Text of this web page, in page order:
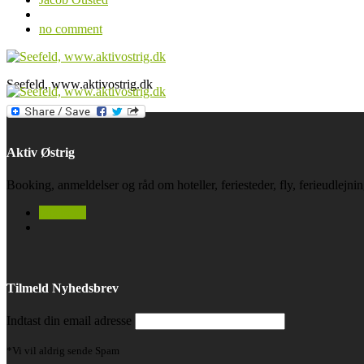
no comment
Seefeld, www.aktivostrig.dk
Aktiv Østrig
Booking, anmeldelser og råd om hoteller, feriesteder, fly,
Tilmeld Nyhedsbrev
Indtast din email adresse
*Vi vil aldrig sende Spam